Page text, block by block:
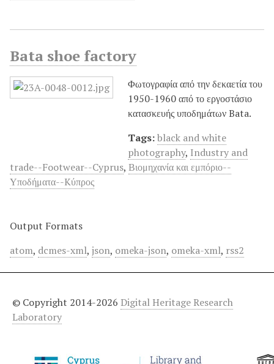
Bata shoe factory
Φωτογραφία από την δεκαετία του
1950-1960 από το εργοστάσιο
κατασκευής υποδημάτων Bata.
Tags:black and white
photography, Industry and
trade--Footwear--Cyprus, Βιομηχανία και εμπόριο--
Υποδήματα--Kύπρος
Output Formats
atom, dcmes-xml, json, omeka-json, omeka-xml, rss2
© Copyright 2014-2026 Digital Heritage Research
Laboratory